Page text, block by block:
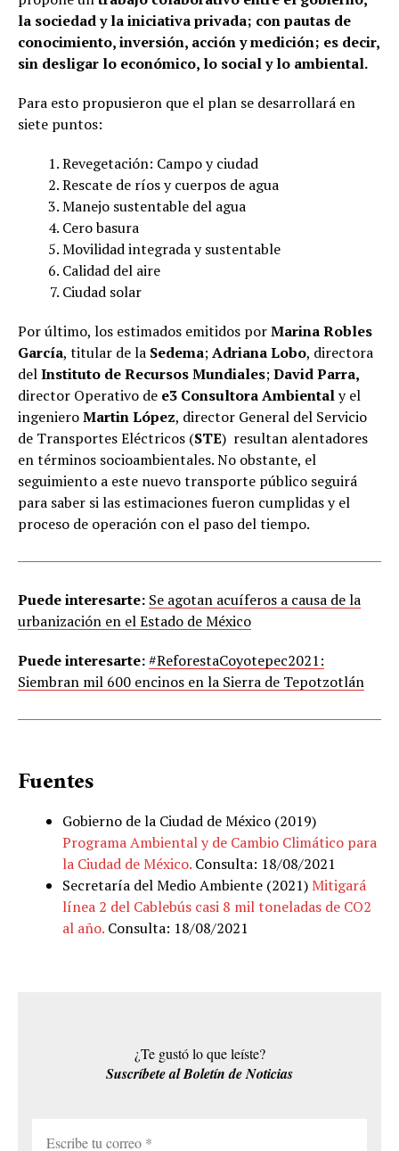
la sociedad y la iniciativa privada; con pautas de
conocimiento, inversión, acción y medición; es decir,
sin desligar lo económico, lo social y lo ambiental.
Para esto propusieron que el plan se desarrollará en
siete puntos:
Revegetación: Campo y ciudad
Rescate de ríos y cuerpos de agua
Manejo sustentable del agua
Cero basura
Movilidad integrada y sustentable
Calidad del aire
Ciudad solar
Por último, los estimados emitidos porMarina Robles
García, titular de la Sedema;Adriana Lobo, directora
delInstituto de Recursos Mundiales;David Parra,
director Operativo de e3 Consultora Ambientaly el
ingenieroMartin López, director General del Servicio
de Transportes Eléctricos (STE) resultan alentadores
en términos socioambientales. No obstante, el
seguimiento a este nuevo transporte público seguirá
para saber si las estimaciones fueron cumplidas y el
proceso de operación con el paso del tiempo.
Puede interesarte: Se agotan acuíferos a causa de la
urbanización en el Estado de México
Puede interesarte:#ReforestaCoyotepec2021:
Siembran mil 600 encinos en la Sierra de Tepotzotlán
Fuentes
Gobierno de la Ciudad de México (2019)
Programa Ambiental y de Cambio Climático para
la Ciudad de México. Consulta: 18/08/2021
Secretaría del Medio Ambiente (2021)Mitigará
línea 2 del Cablebús casi 8 mil toneladas de CO2
al año. Consulta: 18/08/2021
¿Te gustó lo que leíste?
Suscríbete al Boletín de Noticias